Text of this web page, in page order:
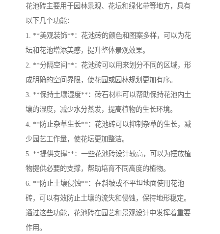
花池砖主要用于园林景观、花坛和绿化带等地方，具有
以下几个功能：
1. **美观装饰**：花池砖的颜色和图案多样，可以为花
坛和花池增添美感，提升整体景观效果。
2. **分隔空间**：花池砖可以用来划分不同的区域，形
成明确的空间界限，使花园或园林规划更加有序。
3. **保持土壤湿度**：砖石材料可以帮助保持花池内土
壤的湿度，减少水分蒸发，提高植物的生长环境。
4. **防止杂草生长**：花池砖可以抑制杂草的生长，减
少园艺工作量，使花坛更加整洁。
5. **提供支撑**：一些花池砖设计较高，可以为摆放植
物提供必要的支撑，帮助培育不同高度的植物。
6. **防止土壤侵蚀**：在斜坡或不平坦地面使用花池
砖，可以有效防止土壤的流失和侵蚀，保持地形稳定。
通过这些功能，花池砖在园艺和景观设计中发挥着重要
作用。